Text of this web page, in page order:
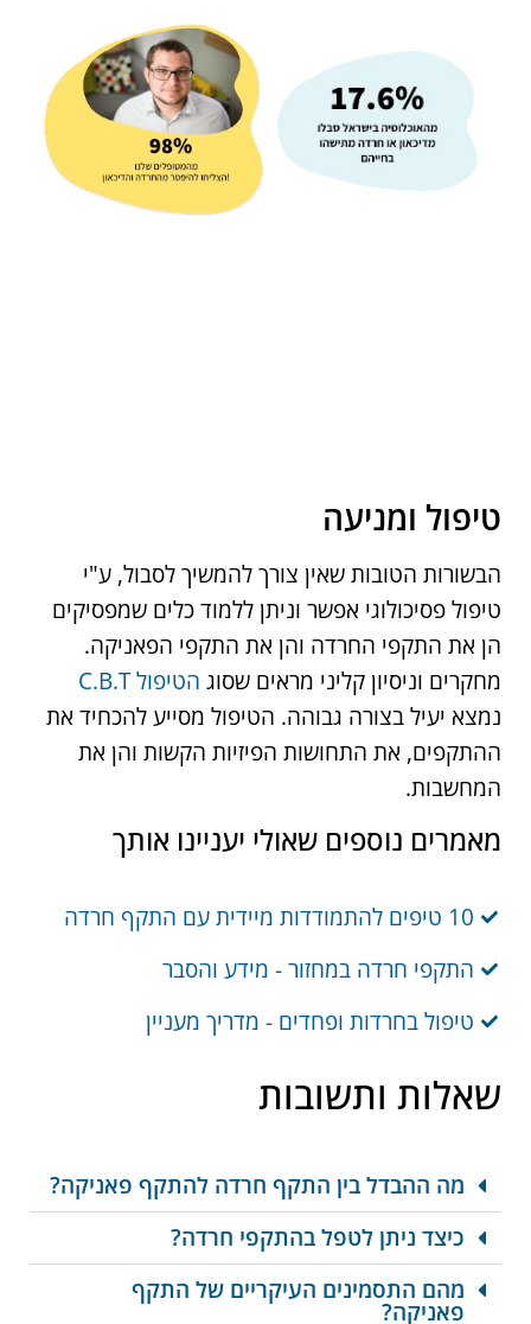
טיפול ומניעה
הבשורות הטובות שאין צורך להמשיך לסבול, ע"י
טיפול פסיכולוגי אפשר וניתן ללמוד כלים שמפסיקים
הן את התקפי החרדה והן את התקפי הפאניקה.
מחקרים וניסיון קליני מראים שסוג הטיפול C.B.T
נמצא יעיל בצורה גבוהה. הטיפול מסייע להכחיד את
ההתקפים, את התחושות הפיזיות הקשות והן את
המחשבות.
מאמרים נוספים שאולי יעניינו אותך
10 טיפים להתמודדות מיידית עם התקף חרדה
התקפי חרדה במחזור - מידע והסבר
טיפול בחרדות ופחדים - מדריך מעניין
שאלות ותשובות
מה ההבדל בין התקף חרדה להתקף פאניקה?
כיצד ניתן לטפל בהתקפי חרדה?
מהם התסמינים העיקריים של התקף
פאניקה?